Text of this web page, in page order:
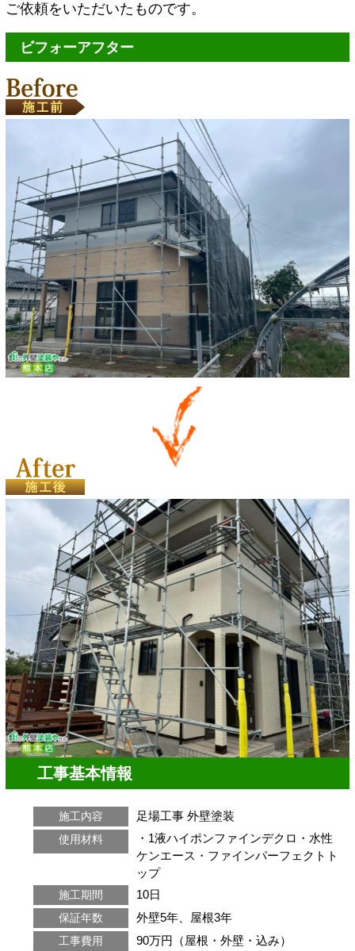
ご依頼をいただいたものです。
ビフォーアフター
工事基本情報
施工内容 足場工事 外壁塗装
使用材料
・1液ハイポンファインデクロ・水性
ケンエース・ファインパーフェクトト
ップ
施工期間 10日
保証年数 外壁5年、屋根3年
工事費用 90万円（屋根・外壁・込み）